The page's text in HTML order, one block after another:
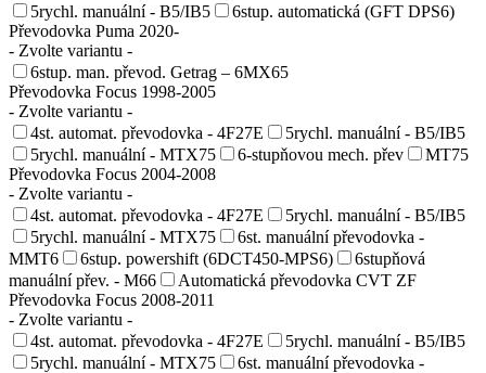
5rychl. manuální - B5/IB5
6stup. automatická (GFT DPS6)
Převodovka Puma 2020-
- Zvolte variantu -
6stup. man. převod. Getrag – 6MX65
Převodovka Focus 1998-2005
- Zvolte variantu -
4st. automat. převodovka - 4F27E
5rychl. manuální - B5/IB5
5rychl. manuální - MTX75
6-stupňovou mech. přev
MT75
Převodovka Focus 2004-2008
- Zvolte variantu -
4st. automat. převodovka - 4F27E
5rychl. manuální - B5/IB5
5rychl. manuální - MTX75
6st. manuální převodovka -
MMT6
6stup. powershift (6DCT450-MPS6)
6stupňová
manuální přev. - M66
Automatická převodovka CVT ZF
Převodovka Focus 2008-2011
- Zvolte variantu -
4st. automat. převodovka - 4F27E
5rychl. manuální - B5/IB5
5rychl. manuální - MTX75
6st. manuální převodovka -